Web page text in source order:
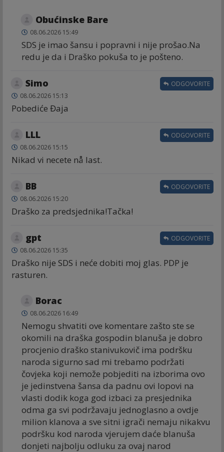
Obućinske Bare
08.06.2026 15:49
SDS je imao šansu i popravni i nije prošao.Na
redu je da i Draško pokuša to je pošteno.
Simo
08.06.2026 15:13
Pobediće Đaja
ODGOVORITE
LLL
08.06.2026 15:15
Nikad vi necete nå last.
ODGOVORITE
BB
08.06.2026 15:20
Draško za predsjednika!Tačka!
ODGOVORITE
gpt
08.06.2026 15:35
Draško nije SDS i neće dobiti moj glas. PDP je
rasturen.
ODGOVORITE
Borac
08.06.2026 16:49
Nemogu shvatiti ove komentare zašto ste se
okomili na draška gospodin blanuša je dobro
procjenio draško stanivukovič ima podršku
naroda sigurno sad mi trebamo podržati
čovjeka koji nemože pobjediti na izborima ovo
je jedinstvena šansa da padnu ovi lopovi na
vlasti dodik koga god izbaci za presjednika
odma ga svi podržavaju jednoglasno a ovdje
milion klanova a sve sitni igrači nemaju nikakvu
podršku kod naroda vjerujem daće blanuša
donjeti najbolju odluku za ovaj narod